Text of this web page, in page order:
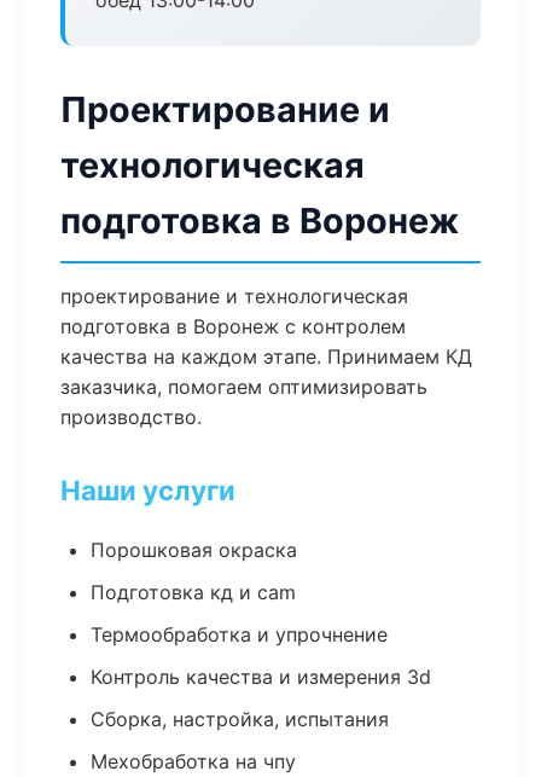
Проектирование и
технологическая
подготовка в Воронеж
проектирование и технологическая
подготовка в Воронеж с контролем
качества на каждом этапе. Принимаем КД
заказчика, помогаем оптимизировать
производство.
Наши услуги
Порошковая окраска
Подготовка кд и cam
Термообработка и упрочнение
Контроль качества и измерения 3d
Сборка, настройка, испытания
Мехобработка на чпу